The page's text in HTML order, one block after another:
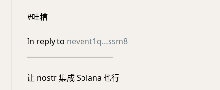
#吐槽
In reply to nevent1q…ssm8
让 nostr 集成 Solana 也行